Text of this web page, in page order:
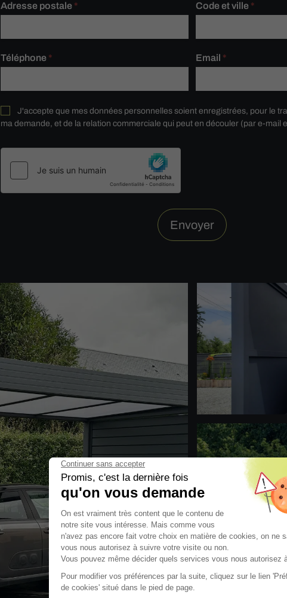
Adresse postale * Code et ville *
Téléphone * Email *
J'accepte que mes données personnelles soient enregistrées, pour le
ma demande, et de la relation commerciale qui peut en découler (par e-mail
Envoyer